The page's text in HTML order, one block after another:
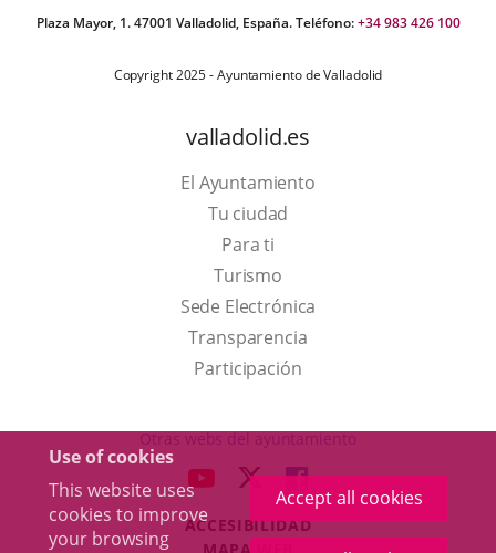
Use of cookies
This website uses
cookies to improve
your browsing
Accept all cookies
Plaza Mayor, 1. 47001 Valladolid, España. Teléfono:+34 983 426 100
Copyright 2025 - Ayuntamiento de Valladolid
valladolid.es
El Ayuntamiento
Tu ciudad
Para ti
TurismoThis
link
will
open
a
up
window.
Sede Electrónica
Transparencia
Participación
Otras webs del ayuntamiento
LINK
EXTERNAL
LINK
TO
EXTERNAL
LINK
TO
EXTERNAL
ACCESIBILIDAD